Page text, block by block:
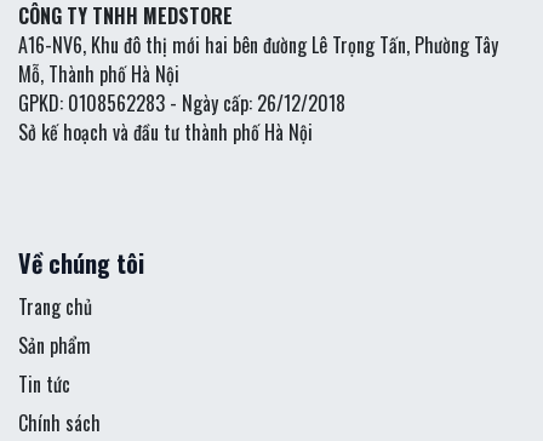
CÔNG TY TNHH MEDSTORE
A16-NV6, Khu đô thị mới hai bên đường Lê Trọng Tấn, Phường Tây
Mỗ, Thành phố Hà Nội
GPKD: 0108562283 - Ngày cấp: 26/12/2018
Sở kế hoạch và đầu tư thành phố Hà Nội
Về chúng tôi
Trang chủ
Sản phẩm
Tin tức
Chính sách